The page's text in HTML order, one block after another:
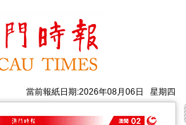
當前報紙日期:2026年08月06日 星期四